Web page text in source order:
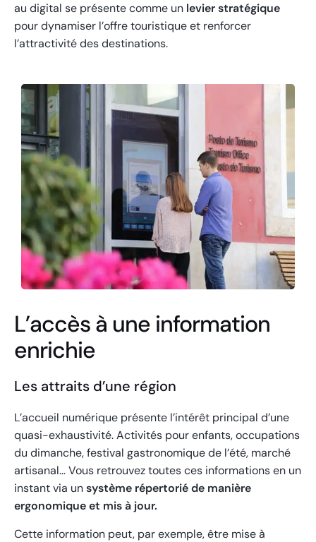
au digital se présente comme un levier stratégique
pour dynamiser l’offre touristique et renforcer
l’attractivité des destinations.
L’accès à une information
enrichie
Les attraits d’une région
L’accueil numérique présente l’intérêt principal d’une
quasi-exhaustivité. Activités pour enfants, occupations
du dimanche, festival gastronomique de l’été, marché
artisanal… Vous retrouvez toutes ces informations en un
instant via unsystème répertorié de manière
ergonomique et mis à jour.
Cette information peut, par exemple, être mise à